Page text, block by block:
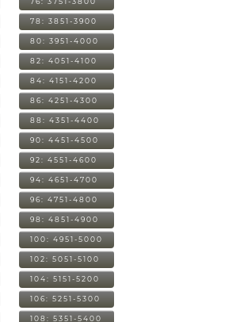
78: 3851-3900
80: 3951-4000
82: 4051-4100
84: 4151-4200
86: 4251-4300
88: 4351-4400
90: 4451-4500
92: 4551-4600
94: 4651-4700
96: 4751-4800
98: 4851-4900
100: 4951-5000
102: 5051-5100
104: 5151-5200
106: 5251-5300
108: 5351-5400